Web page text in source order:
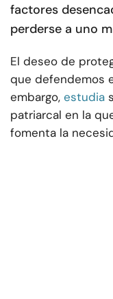
factores
perderse a uno
El deseo de
que defendemos
embargo, estudia
patriarcal en la
fomenta la